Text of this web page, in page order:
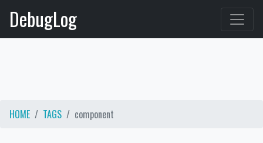
DebugLog
HOME TAGS component